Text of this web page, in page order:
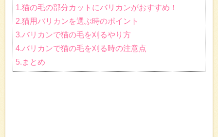
1.猫の毛の部分カットにバリカンがおすすめ！
2.猫用バリカンを選ぶ時のポイント
3.バリカンで猫の毛を刈るやり方
4.バリカンで猫の毛を刈る時の注意点
5.まとめ